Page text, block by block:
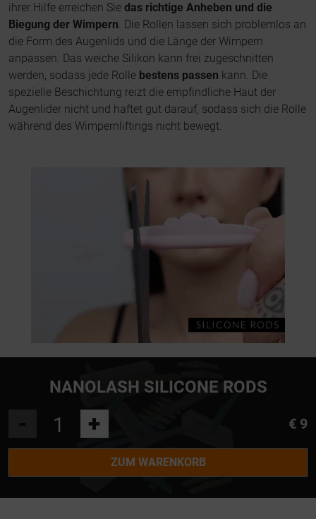
ihrer Hilfe erreichen Sie das richtige Anheben und die
Biegung der Wimpern. Die Rollen lassen sich problemlos an
die Form des Augenlids und die Länge der Wimpern
anpassen. Das weiche Silikon kann frei zugeschnitten
werden, sodass jede Rolle bestens passen kann. Die
spezielle Beschichtung reizt die empfindliche Haut der
Augenlider nicht und haftet gut darauf, sodass sich die Rolle
während des Wimpernliftings nicht bewegt.
NANOLASH SILICONE RODS
+ € 9
ZUM WARENKORB